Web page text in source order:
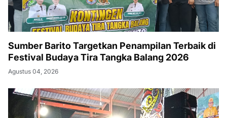
Sumber Barito Targetkan Penampilan Terbaik di
Festival Budaya Tira Tangka Balang 2026
Agustus 04, 2026